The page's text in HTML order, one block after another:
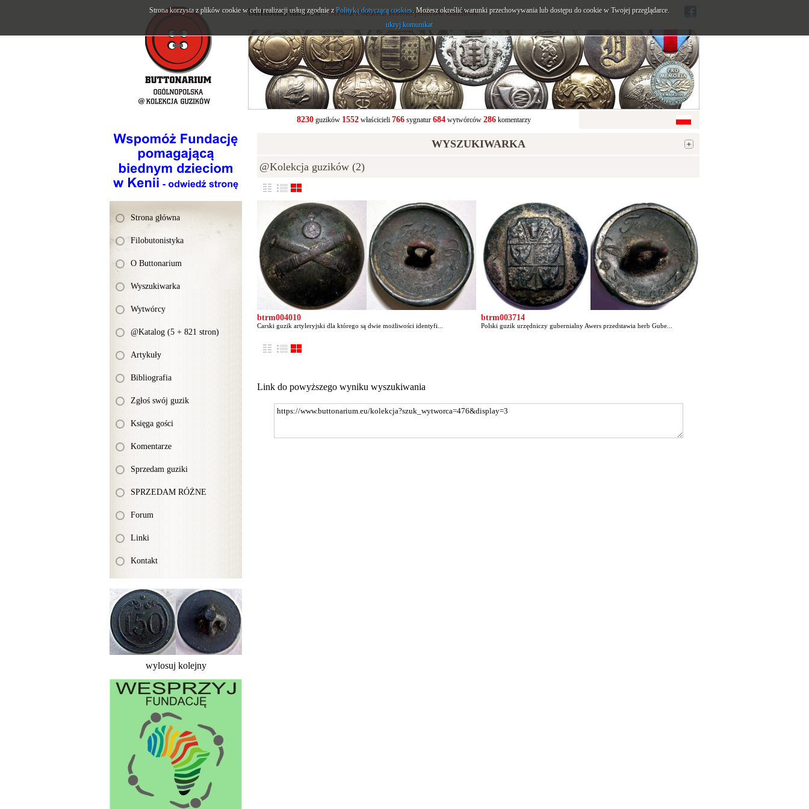
Strona główna
Filobutonistyka
O Buttonarium
Wyszukiwarka
Wytwórcy
@Katalog (5 + 821 stron)
Artykuły
Bibliografia
Zgłoś swój guzik
Księga gości
Komentarze
Sprzedam guziki
SPRZEDAM RÓŻNE
Forum
Linki
Kontakt
wylosuj kolejny
buttonarium.eu- Strona Polskich Kolekcjonerów Guzików
8230guzików 1552właścicieli 766sygnatur 684wytwórców 286komentarzy
WYSZUKIWARKA
@Kolekcja guzików (2)
btrm004010
Carski guzik artyleryjski dla którego są dwie możliwości identyfi...
btrm003714
Polski guzik urzędniczy gubernialny Awers przedstawia herb Gube...
Link do powyższego wyniku wyszukiwania
Strona korzysta z plików cookie w celu realizacji usług zgodnie zPolityką dotyczącą cookies. Możesz określić warunki przechowywania lub dostępu do cookie w Twojej przeglądarce.
ukryj komunikat